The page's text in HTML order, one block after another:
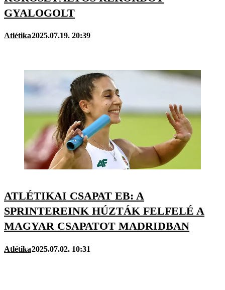
GYALOGOLT
Atlétika2025.07.19. 20:39
ATLÉTIKAI CSAPAT EB: A
SPRINTEREINK HÚZTÁK FELFELÉ A
MAGYAR CSAPATOT MADRIDBAN
Atlétika2025.07.02. 10:31